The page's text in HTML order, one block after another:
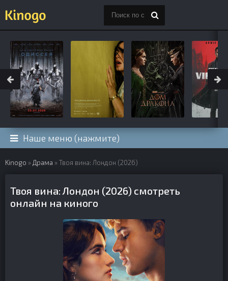
Наше меню (нажмите)
Kinogo » Драма » Твоя вина: Лондон (2026)
Твоя вина: Лондон (2026) смотреть
онлайн на киного